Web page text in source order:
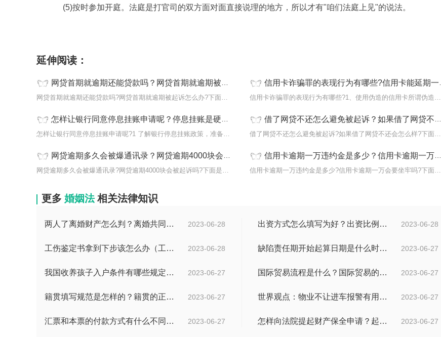
(5)按时参加开庭。法庭是打官司的双方面对面直接说理的地方，所以才有"咱们法庭上见"的说法。
延伸阅读：
网贷首期就逾期还能贷款吗？网贷首期就逾期被起诉怎么办？
网贷首期就逾期还能贷款吗?网贷首期就逾期被起诉怎么办?下面是小编
信用卡诈骗罪的表现行为有哪些?信用卡能延期一年还款吗?
信用卡诈骗罪的表现行为有哪些?1、使用伪造的信用卡所谓伪造的信用
怎样让银行同意停息挂账申请呢？停息挂账是硬性规定吗？
怎样让银行同意停息挂账申请呢?1 了解银行停息挂账政策，准备相关材
借了网贷不还怎么避免被起诉？如果借了网贷不还会怎么样？-播报
借了网贷不还怎么避免被起诉?如果借了网贷不还会怎么样?下面是小编
网贷逾期多久会被爆通讯录？网贷逾期4000块会被起诉吗？
网贷逾期多久会被爆通讯录?网贷逾期4000块会被起诉吗?下面是小编整
信用卡逾期一万违约金是多少？信用卡逾期一万会要坐牢吗？
信用卡逾期一万违约金是多少?信用卡逾期一万会要坐牢吗?下面是小编
更多 婚姻法 相关法律知识
2023-06-28
两人了离婚财产怎么判？离婚共同财产有哪些？_焦点快报 2023-06-28
出资方式怎么填写为好？出资比例怎么填写？
2023-06-28
工伤鉴定书拿到下步该怎么办（工伤鉴定后要是对伤残等级结论不服怎么办） 2023-06-27
缺陷责任期开始起算日期是什么时候？缺陷责任终止证书签发的必要条件是什么？
2023-06-27
我国收养孩子入户条件有哪些规定？办理收养登记的事实收养情况有几种？ 2023-06-27
国际贸易流程是什么？国际贸易的具体流程的内容都有哪些？
2023-06-27
籍贯填写规范是怎样的？籍贯的正确填写规范是什么？-天天微动态 2023-06-27
世界观点：物业不让进车报警有用吗？小区不让业主进车该怎么投诉？
2023-06-27
汇票和本票的付款方式有什么不同？汇票和本票包含的交易数有什么不同？ 环球今热点 2023-06-27
怎样向法院提起财产保全申请？起诉离婚能申请财产保全吗？_全球快播